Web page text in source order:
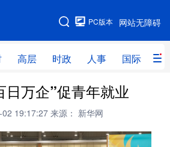
网站无障碍
PC版本
高层 时政 人事 国际 财
网站地图
层 时政 人事
经 网评
智库 全球连线 教育
日万企”促青年就业
19:17:27 来源： 新华网